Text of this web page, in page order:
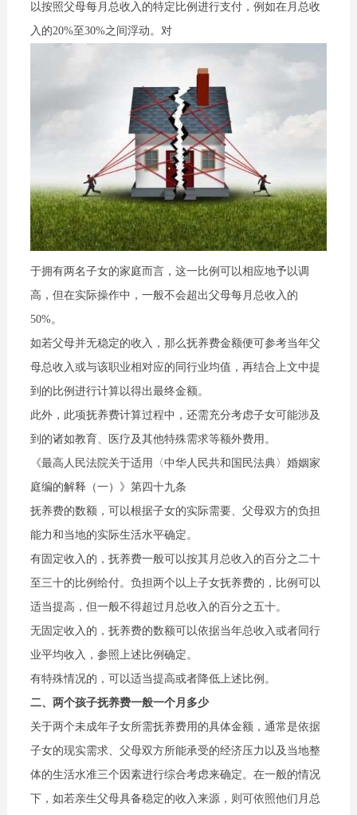
以按照父母每月总收入的特定比例进行支付，例如在月总收
入的20%至30%之间浮动。对
于拥有两名子女的家庭而言，这一比例可以相应地予以调
高，但在实际操作中，一般不会超出父母每月总收入的
50%。
如若父母并无稳定的收入，那么抚养费金额便可参考当年父
母总收入或与该职业相对应的同行业均值，再结合上文中提
到的比例进行计算以得出最终金额。
此外，此项抚养费计算过程中，还需充分考虑子女可能涉及
到的诸如教育、医疗及其他特殊需求等额外费用。
《最高人民法院关于适用〈中华人民共和国民法典〉婚姻家
庭编的解释（一）》第四十九条
抚养费的数额，可以根据子女的实际需要、父母双方的负担
能力和当地的实际生活水平确定。
有固定收入的，抚养费一般可以按其月总收入的百分之二十
至三十的比例给付。负担两个以上子女抚养费的，比例可以
适当提高，但一般不得超过月总收入的百分之五十。
无固定收入的，抚养费的数额可以依据当年总收入或者同行
业平均收入，参照上述比例确定。
有特殊情况的，可以适当提高或者降低上述比例。
二、两个孩子抚养费一般一个月多少
关于两个未成年子女所需抚养费用的具体金额，通常是依据
子女的现实需求、父母双方所能承受的经济压力以及当地整
体的生活水准三个因素进行综合考虑来确定。在一般的情况
下，如若亲生父母具备稳定的收入来源，则可依照他们月总